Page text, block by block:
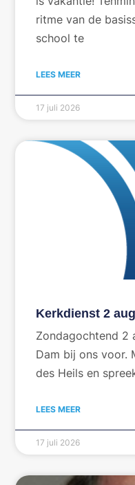
ritme van de
school te
LEES MEER
17 juli 2026
Kerkdienst 2
Zondagochtend 2
Dam bij ons voor.
des Heils en
LEES MEER
17 juli 2026